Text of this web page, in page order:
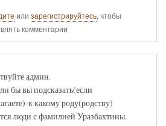
или зарегистрируйтесь, чтобы
комментарии
админ.
бы вы подсказать(если
к какому роду(родству)
люди с фамилией Уразбахтины.